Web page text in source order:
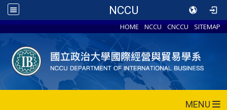
NCCU
HOME NCCU CNCCU SITEMAP
MENU